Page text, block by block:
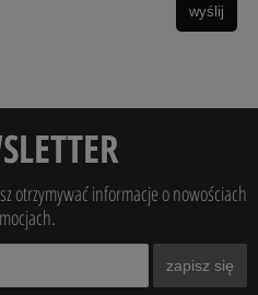
wyślij
otrzymywać informacje o nowościach
zapisz się